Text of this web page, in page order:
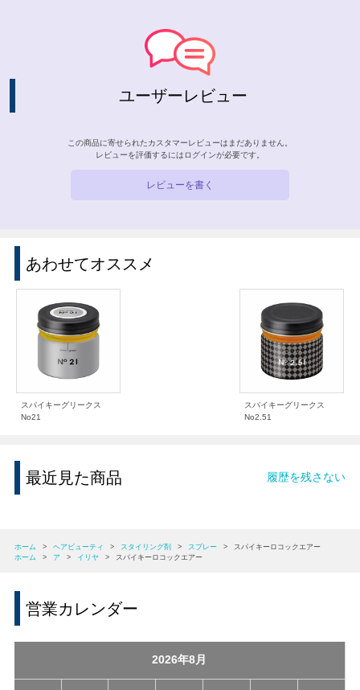
ユーザーレビュー
この商品に寄せられたカスタマーレビューはまだありません。
レビューを評価するには ログインが必要です。
レビューを書く
あわせてオススメ
スパイキーグリークス
No21
スパイキーグリークス
No2.51
最近見た商品 履歴を残さない
ホーム > ヘアビューティ > スタイリング剤 > スプレー >
スパイキーロコックエアー
ホーム
> ア > イリヤ > スパイキーロコックエアー
営業カレンダー
2026年8月